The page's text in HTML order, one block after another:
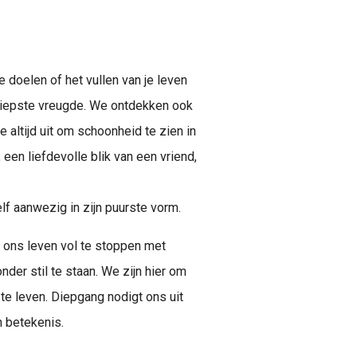
doelen of het vullen van je leven
vreugde. We ontdekken ook
altijd uit om schoonheid te zien in
liefdevolle blik van een vriend,
aanwezig in zijn puurste vorm.
leven vol te stoppen met
stil te staan. We zijn hier om
leven. Diepgang nodigt ons uit
betekenis.